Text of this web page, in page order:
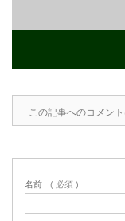
この記事へのコメント
名前 ( 必須 )